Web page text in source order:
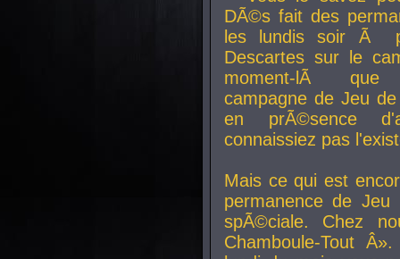
DÃ©s fait des
les lundis soir Ã
Descartes sur le
moment-lÃ que
campagne de Jeu
en prÃ©sence
connaissiez pas
Mais ce qui est
permanence de
spÃ©ciale. Chez
Chamboule-Tout